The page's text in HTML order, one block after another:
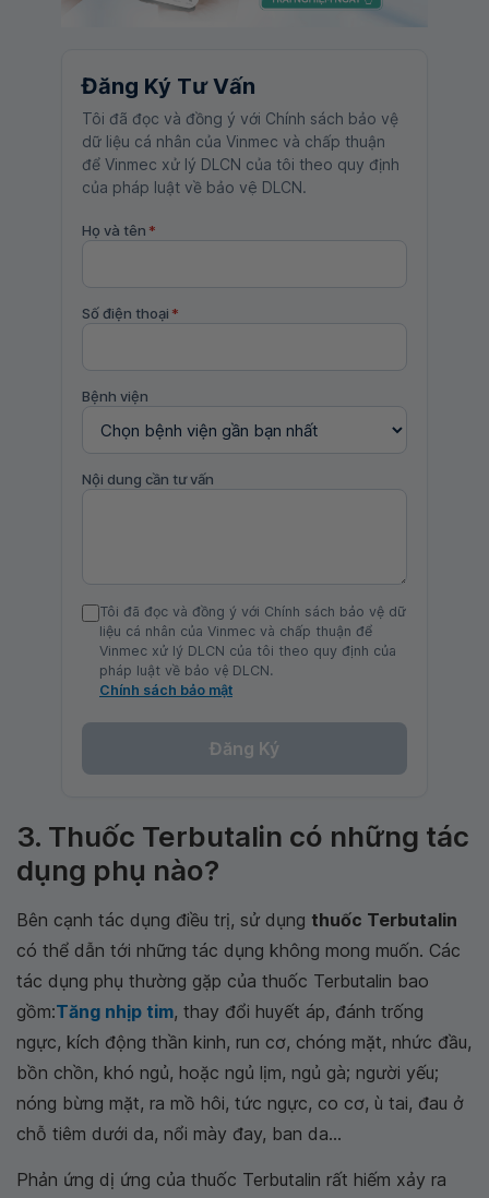
Đăng Ký Tư Vấn
Tôi đã đọc và đồng ý với Chính sách bảo vệ
dữ liệu cá nhân của Vinmec và chấp thuận
để Vinmec xử lý DLCN của tôi theo quy định
của pháp luật về bảo vệ DLCN.
Họ và tên *
Số điện thoại *
Bệnh viện
Nội dung cần tư vấn
Tôi đã đọc và đồng ý với Chính sách bảo vệ dữ
liệu cá nhân của Vinmec và chấp thuận để
Vinmec xử lý DLCN của tôi theo quy định của
pháp luật về bảo vệ DLCN.
Chính sách bảo mật
Đăng Ký
3. Thuốc Terbutalin có những tác
dụng phụ nào?
Bên cạnh tác dụng điều trị, sử dụng thuốc Terbutalin
có thể dẫn tới những tác dụng không mong muốn. Các
tác dụng phụ thường gặp của thuốc Terbutalin bao
gồm:Tăng nhịp tim, thay đổi huyết áp, đánh trống
ngực, kích động thần kinh, run cơ, chóng mặt, nhức đầu,
bồn chồn, khó ngủ, hoặc ngủ lịm, ngủ gà; người yếu;
nóng bừng mặt, ra mồ hôi, tức ngực, co cơ, ù tai, đau ở
chỗ tiêm dưới da, nổi mày đay, ban da...
Phản ứng dị ứng của thuốc Terbutalin rất hiếm xảy ra